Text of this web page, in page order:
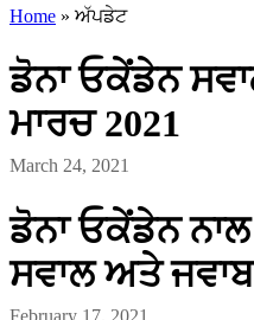
Home » ਅੱਪਡੇਟ
ਡੋਨਾ ਓਕੇਂਡੇਨ
ਮਾਰਚ 2021
March 24, 2021
ਡੋਨਾ ਓਕੇਂਡੇਨ
ਸਵਾਲ ਅਤੇ ਜਵਾਬ
February 17, 2021